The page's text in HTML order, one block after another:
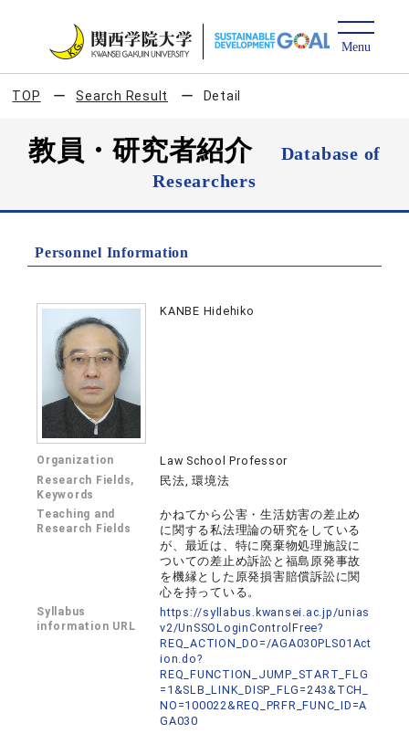
TOP Search Result Detail
教員・研究者紹介
Database of
Researchers
Personnel Information
KANBE Hidehiko
Organization Law School Professor
Research Fields,
Keywords
民法, 環境法
Teaching and
Research Fields
かねてから公害・生活妨害の差止め
に関する私法理論の研究をしている
が、最近は、特に廃棄物処理施設に
ついての差止め訴訟と福島原発事故
を機縁とした原発損害賠償訴訟に関
心を持っている。
Syllabus
information URL
https://syllabus.kwansei.ac.jp/unias
v2/UnSSOLoginControlFree?
REQ_ACTION_DO=/AGA030PLS01Act
ion.do?
REQ_FUNCTION_JUMP_START_FLG
=1&SLB_LINK_DISP_FLG=243&TCH_
NO=100022&REQ_PRFR_FUNC_ID=A
GA030